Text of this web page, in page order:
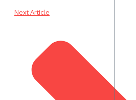
Next Article